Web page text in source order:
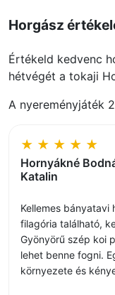
Horgász
Értékeld kedvenc
hétvégét a tokaji
A nyereményjáték
★ ★ ★ ★ ★
Hornyákné
Katalin
Kellemes bányatavi
filagória található,
Gyönyörű szép koi
lehet benne fogni. Egy bő éve nyílt tó lévén a
környezete és